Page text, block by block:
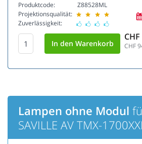
Produktcode:
Projektionsqualität:
Zuverlässigkeit:
Z88528ML
CHF
Lampen ohne Modul
SAVILLE AV TMX-